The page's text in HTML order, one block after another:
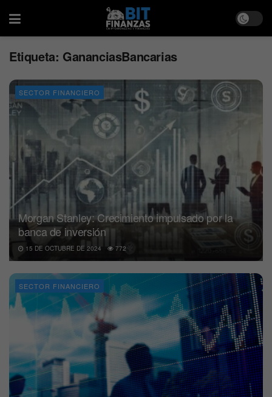
Etiqueta: GananciasBancarias
SECTOR FINANCIERO
Morgan Stanley: Crecimiento impulsado por la
banca de inversión
15 DE OCTUBRE DE 2024 772
SECTOR FINANCIERO